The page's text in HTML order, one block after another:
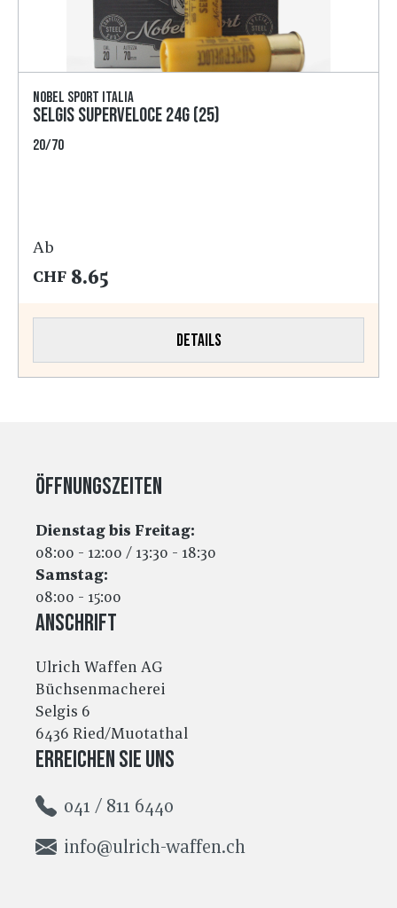
Nobel Sport Italia
SELGIS Superveloce 24g (25)
20/70
Ab
CHF 8.65
Details
Öffnungszeiten
Dienstag bis Freitag:
08:00 - 12:00 / 13:30 - 18:30
Samstag:
08:00 - 15:00
Anschrift
Ulrich Waffen AG
Büchsenmacherei
Selgis 6
6436 Ried/Muotathal
Erreichen Sie uns
041 / 811 6440
info@ulrich-waffen.ch